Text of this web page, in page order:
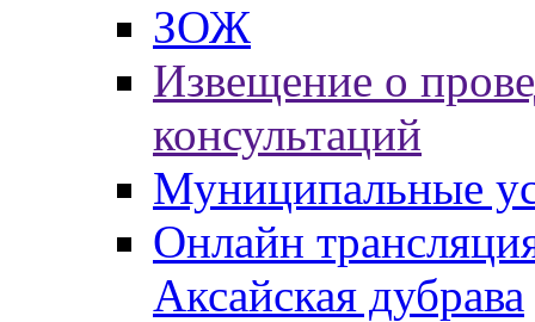
ЗОЖ
Извещение о
консультаций
Муниципальные
Онлайн
Аксайская дубрава